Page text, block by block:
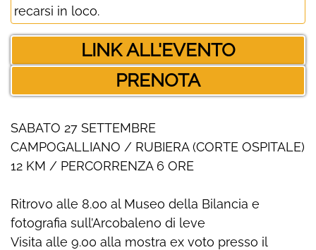
recarsi in loco.
LINK ALL'EVENTO
PRENOTA
SABATO 27 SETTEMBRE
CAMPOGALLIANO / RUBIERA (CORTE OSPITALE)
12 KM / PERCORRENZA 6 ORE
Ritrovo alle 8.00 al Museo della Bilancia e
fotografia sull’Arcobaleno di leve
Visita alle 9.00 alla mostra ex voto presso il